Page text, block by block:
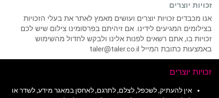
זכויות יוצרים
אנו מכבדים זכויות יוצרים ועושים מאמץ לאתר את בעלי הזכויות
בצילומים המגיעים לידינו. אם זיהיתם בפרסומינו צילום שיש לכם
זכויות בו, אתם רשאים לפנות אלינו ולבקש לחדול מהשימוש
באמצעות כתובת המייל taler@taler.co.il
זכויות יוצרים
אין להעתיק, לשכפל, לצלם, לתרגם, לאחסן במאגר מידע, לשדר או